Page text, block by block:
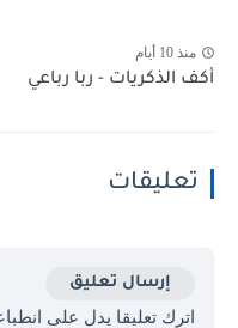
منذ 10 أيام
أكف الذكريات - ربا رباعي
تعليقات
إرسال تعليق
اترك تعليقا يدل على